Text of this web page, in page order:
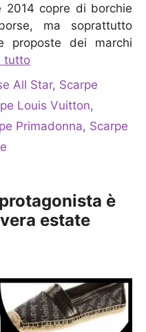
2014 copre di borchie
ma soprattutto
proposte dei marchi
tutto
All Star, Scarpe
Louis Vuitton,
Primadonna, Scarpe
è
estate